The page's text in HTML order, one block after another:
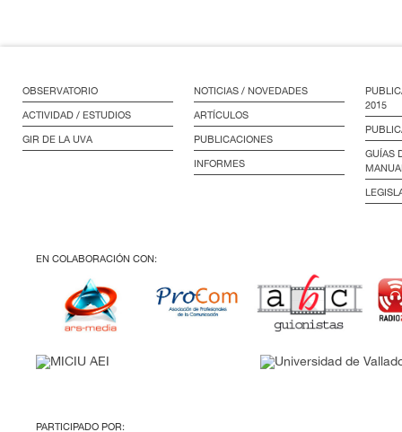
OBSERVATORIO
ACTIVIDAD / ESTUDIOS
GIR DE LA UVA
NOTICIAS / NOVEDADES
ARTÍCULOS
PUBLICACIONES
INFORMES
2015
GUÍAS
EN COLABORACIÓN CON:
PARTICIPADO POR: